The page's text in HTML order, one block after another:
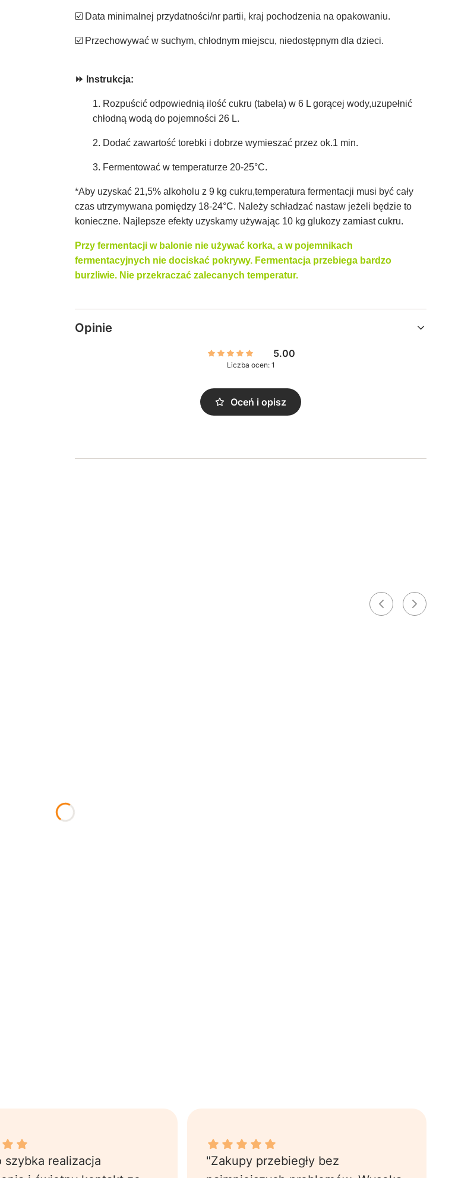
☑️ Data minimalnej przydatności/nr partii, kraj pochodzenia na opakowaniu.
☑️ Przechowywać w suchym, chłodnym miejscu, niedostępnym dla dzieci.
⏩ Instrukcja:
1. Rozpuścić odpowiednią ilość cukru (tabela) w 6 L gorącej wody,uzupełnić
chłodną wodą do pojemności 26 L.
2. Dodać zawartość torebki i dobrze wymieszać przez ok.1 min.
3. Fermentować w temperaturze 20-25°C.
*Aby uzyskać 21,5% alkoholu z 9 kg cukru,temperatura fermentacji musi być cały
czas utrzymywana pomiędzy 18-24°C. Należy schładzać nastaw jeżeli będzie to
konieczne. Najlepsze efekty uzyskamy używając 10 kg glukozy zamiast cukru.
Przy fermentacji w balonie nie używać korka, a w pojemnikach
fermentacyjnych nie dociskać pokrywy. Fermentacja przebiega bardzo
burzliwie. Nie przekraczać zalecanych temperatur.
Opinie
5.00
Liczba ocen: 1
Oceń i opisz
ocenę: 4.8
szybka realizacja
Karolina J. dał ocenę: 5
"Zakupy przebiegły bez